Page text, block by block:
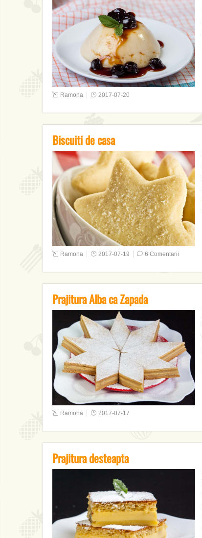
Ramona 2017-07-20
Biscuiti de casa
Ramona 2017-07-19 6 Comentarii
Prajitura Alba ca Zapada
Ramona 2017-07-17
Prajitura desteapta